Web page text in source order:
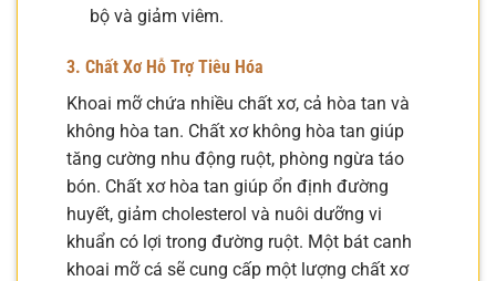
bộ và giảm viêm.
3. Chất Xơ Hỗ Trợ Tiêu Hóa
Khoai mỡ chứa nhiều chất xơ, cả hòa tan và
không hòa tan. Chất xơ không hòa tan giúp
tăng cường nhu động ruột, phòng ngừa táo
bón. Chất xơ hòa tan giúp ổn định đường
huyết, giảm cholesterol và nuôi dưỡng vi
khuẩn có lợi trong đường ruột. Một bát canh
khoai mỡ cá sẽ cung cấp một lượng chất xơ